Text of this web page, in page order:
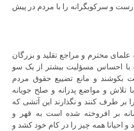
و سرکوبگرانه را با مردم در پیش
محترم و مراجع تقلید و بزرگان
با احساس مسؤلیت بیشتر از یک سو
بکوشند و مانع تضییع حقوق مردم
تلاش و مواضع پدرانه و صلح جویانه
بر طرف کنند و نگذارند این آتشی که
بر افروخته شده است به قهر و
احیانا همه چیز را در کام خود کشد و